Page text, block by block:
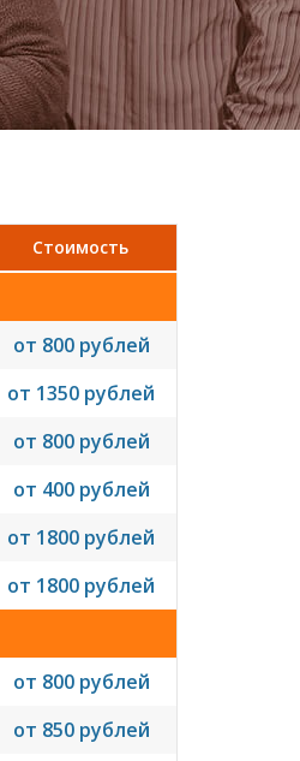
Стоимость
от 800 рублей
от 1350 рублей
от 800 рублей
от 400 рублей
от 1800 рублей
от 1800 рублей
от 800 рублей
от 850 рублей